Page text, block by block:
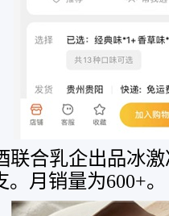
联合乳企出品冰
月销量为600+。